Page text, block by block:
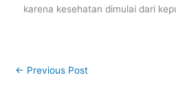
karena kesehatan dimulai dari
← Previous Post